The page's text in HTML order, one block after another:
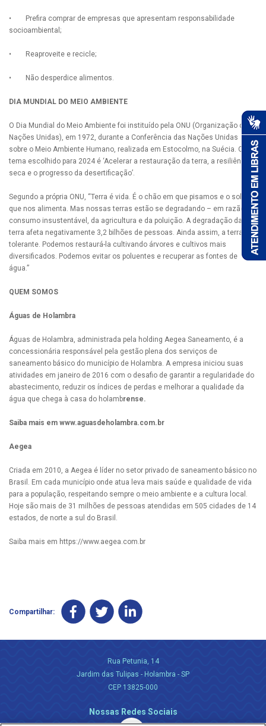
• Prefira comprar de empresas que apresentam responsabilidade
socioambiental;
• Reaproveite e recicle;
• Não desperdice alimentos.
DIA MUNDIAL DO MEIO AMBIENTE
O Dia Mundial do Meio Ambiente foi instituído pela ONU (Organização das
Nações Unidas), em 1972, durante a Conferência das Nações Unidas
sobre o Meio Ambiente Humano, realizada em Estocolmo, na Suécia. O
tema escolhido para 2024 é ‘Acelerar a restauração da terra, a resiliência à
seca e o progresso da desertificação’.
Segundo a própria ONU, “Terra é vida. É o chão em que pisamos e o solo
que nos alimenta. Mas nossas terras estão se degradando – em razão do
consumo insustentável, da agricultura e da poluição. A degradação da
terra afeta negativamente 3,2 bilhões de pessoas. Ainda assim, a terra é
tolerante. Podemos restaurá-la cultivando árvores e cultivos mais
diversificados. Podemos evitar os poluentes e recuperar as fontes de
água.”
QUEM SOMOS
Águas de Holambra
Águas de Holambra, administrada pela holding Aegea Saneamento, é a
concessionária responsável pela gestão plena dos serviços de
saneamento básico do município de Holambra. A empresa iniciou suas
atividades em janeiro de 2016 com o desafio de garantir a regularidade do
abastecimento, reduzir os índices de perdas e melhorar a qualidade da
água que chega à casa do holambrense.
Saiba mais em www.aguasdeholambra.com.br
Aegea
Criada em 2010, a Aegea é líder no setor privado de saneamento básico no
Brasil. Em cada município onde atua leva mais saúde e qualidade de vida
para a população, respeitando sempre o meio ambiente e a cultura local.
Hoje são mais de 31 milhões de pessoas atendidas em 505 cidades de 14
estados, de norte a sul do Brasil.
Saiba mais em https://www.aegea.com.br
Compartilhar:
Rua Petunia, 14
Jardim das Tulipas - Holambra - SP
CEP 13825-000
Nossas Redes Sociais